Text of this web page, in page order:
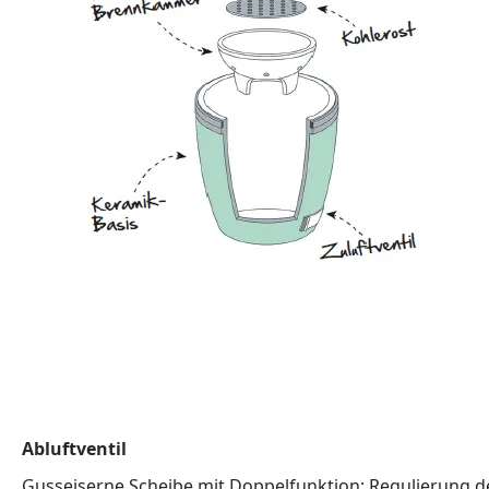
Abluftventil